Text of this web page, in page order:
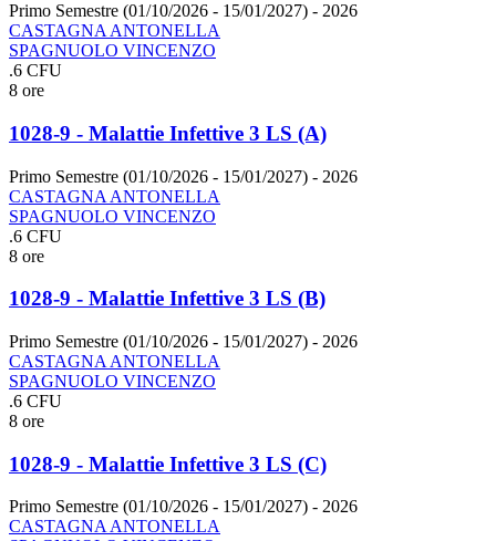
Primo Semestre (01/10/2026 - 15/01/2027) - 2026
CASTAGNA ANTONELLA
SPAGNUOLO VINCENZO
.6 CFU
8 ore
1028-9 - Malattie Infettive 3 LS (A)
Primo Semestre (01/10/2026 - 15/01/2027) - 2026
CASTAGNA ANTONELLA
SPAGNUOLO VINCENZO
.6 CFU
8 ore
1028-9 - Malattie Infettive 3 LS (B)
Primo Semestre (01/10/2026 - 15/01/2027) - 2026
CASTAGNA ANTONELLA
SPAGNUOLO VINCENZO
.6 CFU
8 ore
1028-9 - Malattie Infettive 3 LS (C)
Primo Semestre (01/10/2026 - 15/01/2027) - 2026
CASTAGNA ANTONELLA